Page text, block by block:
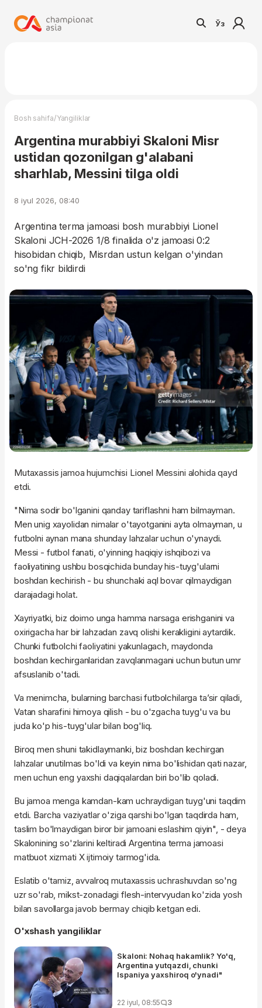
Ўз
Bosh sahifa/Yangiliklar
Argentina murabbiyi Skaloni Misr
ustidan qozonilgan g'alabani
sharhlab, Messini tilga oldi
8 iyul 2026, 08:40
Argentina terma jamoasi bosh murabbiyi Lionel
Skaloni JCH-2026 1/8 finalida o'z jamoasi 0:2
hisobidan chiqib, Misrdan ustun kelgan o'yindan
so'ng fikr bildirdi
Mutaxassis jamoa hujumchisi Lionel Messini alohida qayd
etdi.
"Nima sodir bo'lganini qanday tariflashni ham bilmayman.
Men unig xayolidan nimalar o'tayotganini ayta olmayman, u
futbolni aynan mana shunday lahzalar uchun o'ynaydi.
Messi - futbol fanati, o'yinning haqiqiy ishqibozi va
faoliyatining ushbu bosqichida bunday his-tuyg'ularni
boshdan kechirish - bu shunchaki aql bovar qilmaydigan
darajadagi holat.
Xayriyatki, biz doimo unga hamma narsaga erishganini va
oxirigacha har bir lahzadan zavq olishi kerakligini aytardik.
Chunki futbolchi faoliyatini yakunlagach, maydonda
boshdan kechirganlaridan zavqlanmagani uchun butun umr
afsuslanib o'tadi.
Va menimcha, bularning barchasi futbolchilarga ta’sir qiladi,
Vatan sharafini himoya qilish - bu o'zgacha tuyg'u va bu
juda ko'p his-tuyg'ular bilan bog'liq.
Biroq men shuni takidlaymanki, biz boshdan kechirgan
lahzalar unutilmas bo'ldi va keyin nima bo'lishidan qati nazar,
men uchun eng yaxshi daqiqalardan biri bo'lib qoladi.
Bu jamoa menga kamdan-kam uchraydigan tuyg'uni taqdim
etdi. Barcha vaziyatlar o'ziga qarshi bo'lgan taqdirda ham,
taslim bo'lmaydigan biror bir jamoani eslashim qiyin", - deya
Skalonining so'zlarini keltiradi Argentina terma jamoasi
matbuot xizmati X ijtimoiy tarmog'ida.
Eslatib o'tamiz, avvalroq mutaxassis uchrashuvdan so'ng
uzr so'rab, mikst-zonadagi flesh-intervyudan ko'zida yosh
bilan savollarga javob bermay chiqib ketgan edi.
O'xshash yangiliklar
Skaloni: Nohaq hakamlik? Yo'q,
Argentina yutqazdi, chunki
Ispaniya yaxshiroq o'ynadi"
22 iyul, 08:55 3